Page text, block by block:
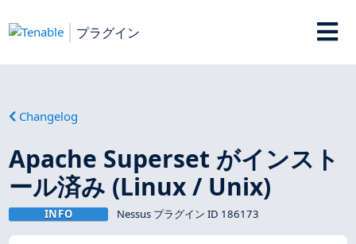
プラグイン
Changelog
Apache Superset がインスト
ール済み (Linux / Unix)
INFO Nessus プラグイン ID 186173